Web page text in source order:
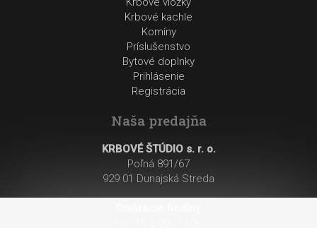
Krbové kachle
Komíny
Príslušenstvo
Bytové doplnky
Prihlásenie
Registrácia
Naša predajňa
KRBOVÉ ŠTÚDIO s. r. o.
Poľná 891/67
929 01 Dunajská Streda